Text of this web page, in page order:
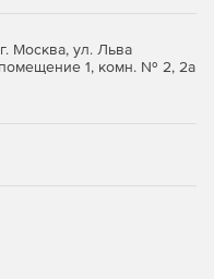
X version 10.4.9 или
Москва, ул. Льва
помещение 1, комн. № 2, 2а